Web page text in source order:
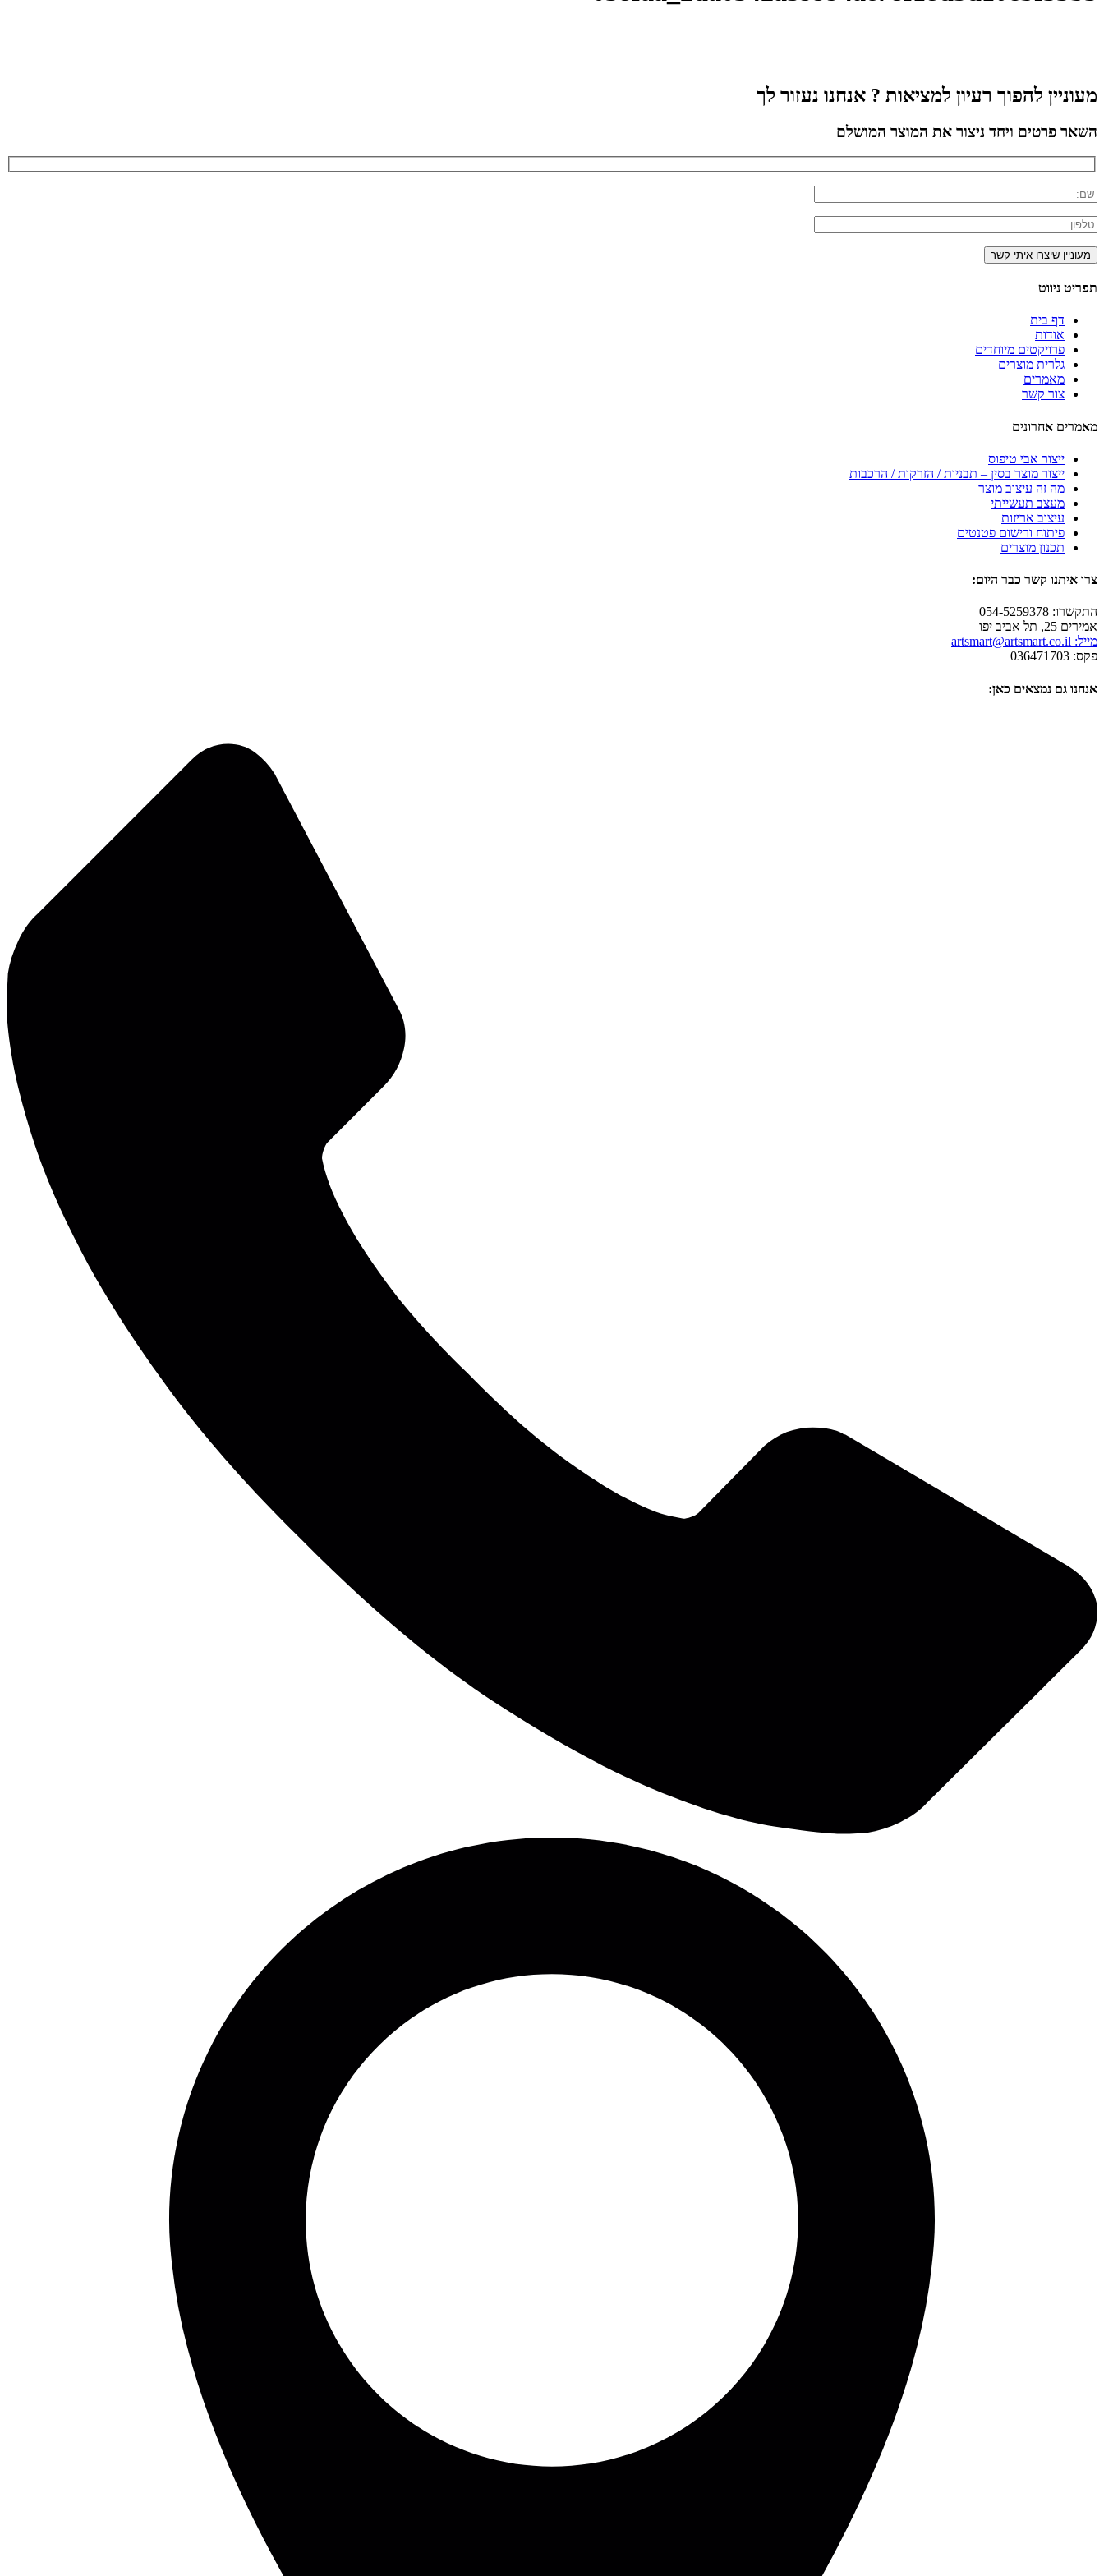
מעוניין להפוך רעיון למציאות ? אנחנו נעזור לך
השאר פרטים ויחד ניצור את המוצר המושלם
תפריט ניווט
דף בית
אודות
פרויקטים מיוחדים
גלרית מוצרים
מאמרים
צור קשר
מאמרים אחרונים
ייצור אבי טיפוס
ייצור מוצר בסין – תבניות / הזרקות / הרכבות
מה זה עיצוב מוצר
מעצב תעשייתי
עיצוב אריזות
פיתוח ורישום פטנטים
תכנון מוצרים
צרו איתנו קשר כבר היום:
התקשרו: 054-5259378
אמירים 25, תל אביב יפו
מייל: artsmart@artsmart.co.il
פקס: 036471703
אנחנו גם נמצאים כאן: